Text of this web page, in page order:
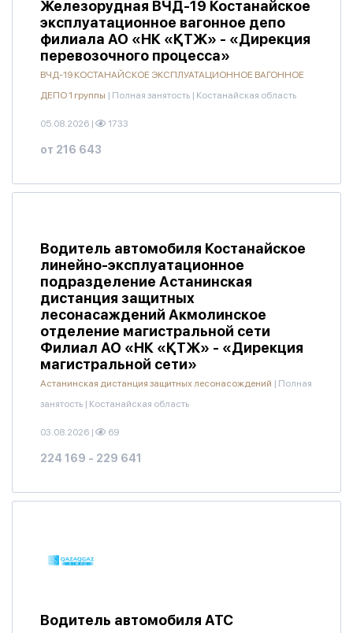
Железорудная ВЧД-19 Костанайское
эксплуатационное вагонное депо
филиала АО «НК «ҚТЖ» - «Дирекция
перевозочного процесса»
ВЧД-19 КОСТАНАЙСКОЕ ЭКСПЛУАТАЦИОННОЕ ВАГОННОЕ
ДЕПО 1 группы | Полная занятость | Костанайская область
05.08.2026 | 1733
от 216 643
Водитель автомобиля Костанайское
линейно-эксплуатационное
подразделение Астанинская
дистанция защитных
лесонасаждений Акмолинское
отделение магистральной сети
Филиал АО «НК «ҚТЖ» - «Дирекция
магистральной сети»
Астанинская дистанция защитных лесонасождений | Полная
занятость | Костанайская область
03.08.2026 | 69
224 169 - 229 641
Водитель автомобиля АТС